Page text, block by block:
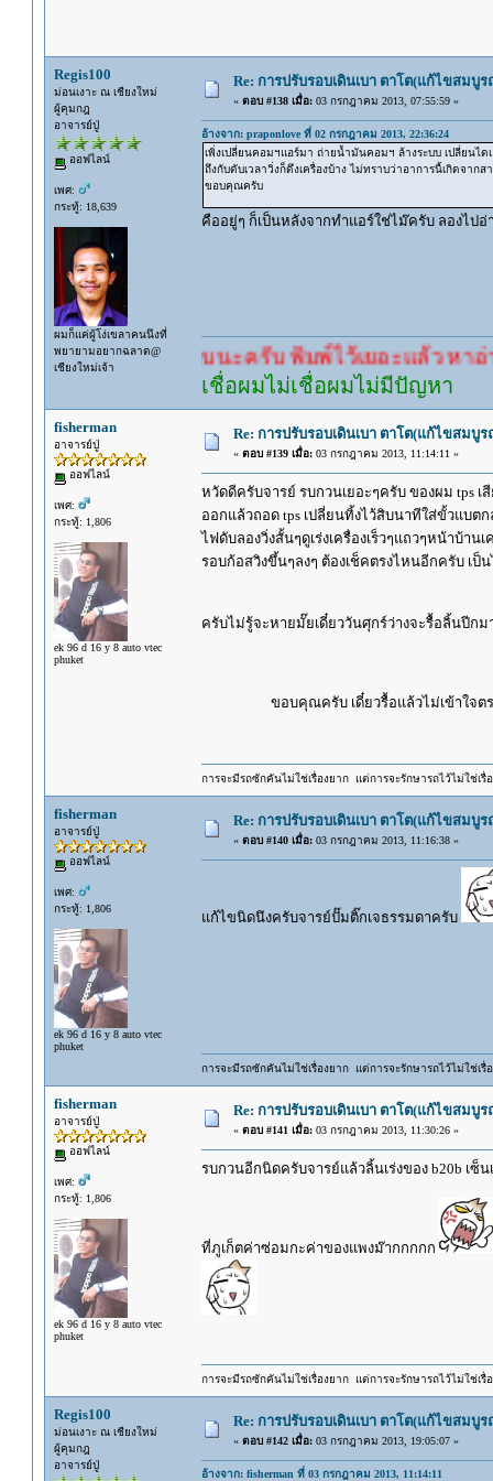
Regis100
ม่อนเงาะ ณ เชียงใหม่
ผู้คุมกฎ
อาจารย์ปู่
ออฟไลน์
เพศ:
กระทู้: 18,639
ผมก็แค่ผู้โง่เขลาคนนึงที่
พยายามอยากฉลาด@
เชียงใหม่เจ้า
Re: การปรับรอบเดินเบา ตาโต(แก้ไขสมบู
« ตอบ #138 เมื่อ:03 กรกฎาคม 2013, 07:55:59 »
อ้างจาก: praponlove ที่ 02 กรกฎาคม 2013, 22:36:24
เพิ่งเปลี่ยนคอมฯแอร์มา ถ่ายน้ำมันคอมฯ ล้างระบบ เปลี่ยนไ
ถึงกับดับเวลาวิ่งก็ดึงเครื่องบ้าง ไม่ทราบว่าอาการนี้เกิดจา
ขอบคุณครับ
คืออยู่ๆ ก็เป็นหลังจากทำแอร์ใช่ไม๊ครับ ลองไปอ่
รอคำตอบนะครับ พิมพ์ไว้เยอะแล้ว หาอ่านกันดู
เชื่อผมไม่เชื่อผมไม่มีปัญหา
fisherman
อาจารย์ปู่
ออฟไลน์
เพศ:
กระทู้: 1,806
ek 96 d 16 y 8 auto vtec
phuket
Re: การปรับรอบเดินเบา ตาโต(แก้ไขสมบู
« ตอบ #139 เมื่อ:03 กรกฎาคม 2013, 11:14:11 »
หวัดดีครับจารย์ รบกวนเยอะๆครับ ของผม tps
ออกแล้วถอด tps เปลี่ยนทิ้งไว้สิบนาทีใส่ขั้วแบ
ไฟดับลองวิ่งสั้นๆดูเร่งเครื่องเร็วๆแถวๆหน้าบ้า
รอบก้อสวิงขึ้นๆลงๆ ต้องเช็คตรงไหนอีกครับ เ
ครับไม่รู้จะหายมั๊ยเดี๋ยววันศุกร์ว่างจะรื้อลิ้นปีก
ขอบคุณครับ เดี๋ยวรื้อแล้วไม่เข้าใจตรง
การจะมีรถซักคันไม่ใช่เรื่องยาก แต่การจะรักษารถไว้ไม่ใช่เรื่
fisherman
อาจารย์ปู่
ออฟไลน์
เพศ:
กระทู้: 1,806
ek 96 d 16 y 8 auto vtec
phuket
Re: การปรับรอบเดินเบา ตาโต(แก้ไขสมบู
« ตอบ #140 เมื่อ:03 กรกฎาคม 2013, 11:16:38 »
แก้ไขนิดนึงครับจารย์ปั๊มติ๊กเจธรรมดาครับ
การจะมีรถซักคันไม่ใช่เรื่องยาก แต่การจะรักษารถไว้ไม่ใช่เรื่
fisherman
อาจารย์ปู่
ออฟไลน์
เพศ:
กระทู้: 1,806
ek 96 d 16 y 8 auto vtec
phuket
Re: การปรับรอบเดินเบา ตาโต(แก้ไขสมบู
« ตอบ #141 เมื่อ:03 กรกฎาคม 2013, 11:30:26 »
รบกวนอีกนิดครับจารย์แล้วลิ้นเร่งของ b20b เซ็
ที่ภูเก็ตค่าซ่อมกะค่าของแพงม๊ากกกกก
การจะมีรถซักคันไม่ใช่เรื่องยาก แต่การจะรักษารถไว้ไม่ใช่เรื่
Regis100
ม่อนเงาะ ณ เชียงใหม่
ผู้คุมกฎ
อาจารย์ปู่
Re: การปรับรอบเดินเบา ตาโต(แก้ไขสมบู
« ตอบ #142 เมื่อ:03 กรกฎาคม 2013, 19:05:07 »
อ้างจาก: fisherman ที่ 03 กรกฎาคม 2013, 11:14:11